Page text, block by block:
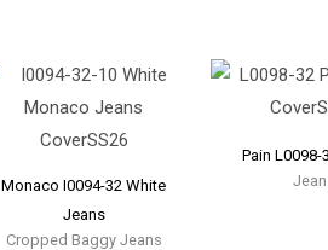
Monaco I0094-32 White
Jeans
Cropped Baggy Jeans
Pain L0098-